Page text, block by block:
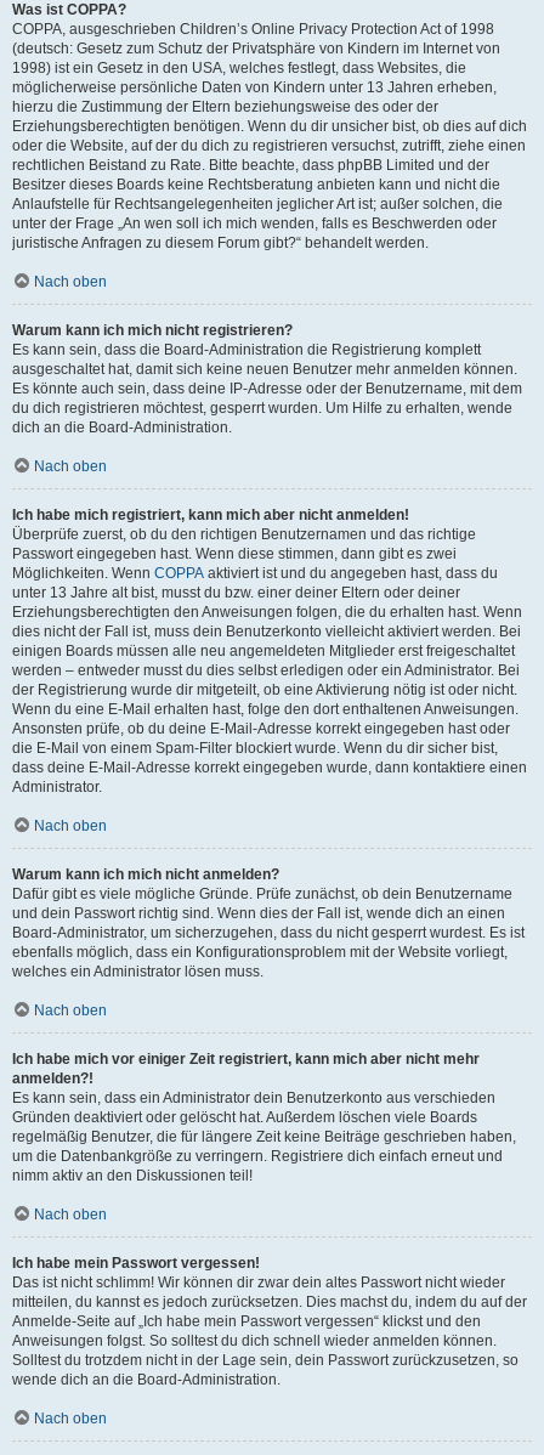
Was ist COPPA?
COPPA, ausgeschrieben Children’s Online Privacy Protection Act of 1998
(deutsch: Gesetz zum Schutz der Privatsphäre von Kindern im Internet von
1998) ist ein Gesetz in den USA, welches festlegt, dass Websites, die
möglicherweise persönliche Daten von Kindern unter 13 Jahren erheben,
hierzu die Zustimmung der Eltern beziehungsweise des oder der
Erziehungsberechtigten benötigen. Wenn du dir unsicher bist, ob dies auf dich
oder die Website, auf der du dich zu registrieren versuchst, zutrifft, ziehe einen
rechtlichen Beistand zu Rate. Bitte beachte, dass phpBB Limited und der
Besitzer dieses Boards keine Rechtsberatung anbieten kann und nicht die
Anlaufstelle für Rechtsangelegenheiten jeglicher Art ist; außer solchen, die
unter der Frage „An wen soll ich mich wenden, falls es Beschwerden oder
juristische Anfragen zu diesem Forum gibt?“ behandelt werden.
Nach oben
Warum kann ich mich nicht registrieren?
Es kann sein, dass die Board-Administration die Registrierung komplett
ausgeschaltet hat, damit sich keine neuen Benutzer mehr anmelden können.
Es könnte auch sein, dass deine IP-Adresse oder der Benutzername, mit dem
du dich registrieren möchtest, gesperrt wurden. Um Hilfe zu erhalten, wende
dich an die Board-Administration.
Nach oben
Ich habe mich registriert, kann mich aber nicht anmelden!
Überprüfe zuerst, ob du den richtigen Benutzernamen und das richtige
Passwort eingegeben hast. Wenn diese stimmen, dann gibt es zwei
Möglichkeiten. Wenn COPPA aktiviert ist und du angegeben hast, dass du
unter 13 Jahre alt bist, musst du bzw. einer deiner Eltern oder deiner
Erziehungsberechtigten den Anweisungen folgen, die du erhalten hast. Wenn
dies nicht der Fall ist, muss dein Benutzerkonto vielleicht aktiviert werden. Bei
einigen Boards müssen alle neu angemeldeten Mitglieder erst freigeschaltet
werden – entweder musst du dies selbst erledigen oder ein Administrator. Bei
der Registrierung wurde dir mitgeteilt, ob eine Aktivierung nötig ist oder nicht.
Wenn du eine E-Mail erhalten hast, folge den dort enthaltenen Anweisungen.
Ansonsten prüfe, ob du deine E-Mail-Adresse korrekt eingegeben hast oder
die E-Mail von einem Spam-Filter blockiert wurde. Wenn du dir sicher bist,
dass deine E-Mail-Adresse korrekt eingegeben wurde, dann kontaktiere einen
Administrator.
Nach oben
Warum kann ich mich nicht anmelden?
Dafür gibt es viele mögliche Gründe. Prüfe zunächst, ob dein Benutzername
und dein Passwort richtig sind. Wenn dies der Fall ist, wende dich an einen
Board-Administrator, um sicherzugehen, dass du nicht gesperrt wurdest. Es ist
ebenfalls möglich, dass ein Konfigurationsproblem mit der Website vorliegt,
welches ein Administrator lösen muss.
Nach oben
Ich habe mich vor einiger Zeit registriert, kann mich aber nicht mehr
anmelden?!
Es kann sein, dass ein Administrator dein Benutzerkonto aus verschieden
Gründen deaktiviert oder gelöscht hat. Außerdem löschen viele Boards
regelmäßig Benutzer, die für längere Zeit keine Beiträge geschrieben haben,
um die Datenbankgröße zu verringern. Registriere dich einfach erneut und
nimm aktiv an den Diskussionen teil!
Nach oben
Ich habe mein Passwort vergessen!
Das ist nicht schlimm! Wir können dir zwar dein altes Passwort nicht wieder
mitteilen, du kannst es jedoch zurücksetzen. Dies machst du, indem du auf der
Anmelde-Seite auf „Ich habe mein Passwort vergessen“ klickst und den
Anweisungen folgst. So solltest du dich schnell wieder anmelden können.
Solltest du trotzdem nicht in der Lage sein, dein Passwort zurückzusetzen, so
wende dich an die Board-Administration.
Nach oben